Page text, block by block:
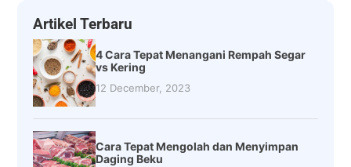
Artikel Terbaru
4 Cara Tepat Menangani Rempah Segar
vs Kering
12 December, 2023
Cara Tepat Mengolah dan Menyimpan
Daging Beku